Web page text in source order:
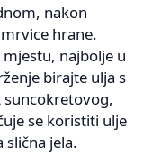
nakon
hrane.
najbolje u
birajte ulja s
se koristiti ulje
slična jela.